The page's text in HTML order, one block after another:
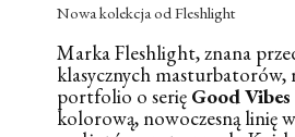
Nowa kolekcja od Fleshlight
Marka Fleshlight, znana
klasycznych masturbatorów,
portfolio o serię Good
kolorową, nowoczesną linię